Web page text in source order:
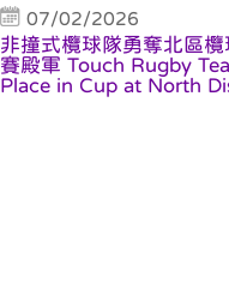
07/02/2026
非撞式欖球隊勇奪北區
賽殿軍 Touch Rugby
Place in Cup at North